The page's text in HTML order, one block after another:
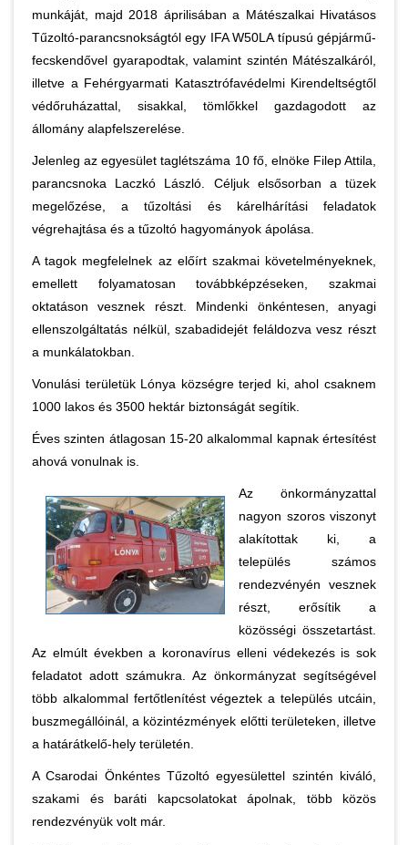
munkáját, majd 2018 áprilisában a Mátészalkai Hivatásos
Tűzoltó-parancsnokságtól egy IFA W50LA típusú gépjármű-
fecskendővel gyarapodtak, valamint szintén Mátészalkáról,
illetve a Fehérgyarmati Katasztrófavédelmi Kirendeltségtől
védőruházattal, sisakkal, tömlőkkel gazdagodott az
állomány alapfelszerelése.
Jelenleg az egyesület taglétszáma 10 fő, elnöke Filep Attila,
parancsnoka Laczkó László. Céljuk elsősorban a tüzek
megelőzése, a tűzoltási és kárelhárítási feladatok
végrehajtása és a tűzoltó hagyományok ápolása.
A tagok megfelelnek az előírt szakmai követelményeknek,
emellett folyamatosan továbbképzéseken, szakmai
oktatáson vesznek részt. Mindenki önkéntesen, anyagi
ellenszolgáltatás nélkül, szabadidejét feláldozva vesz részt
a munkálatokban.
Vonulási területük Lónya községre terjed ki, ahol csaknem
1000 lakos és 3500 hektár biztonságát segítik.
Éves szinten átlagosan 15-20 alkalommal kapnak értesítést
ahová vonulnak is.
Az önkormányzattal
nagyon szoros viszonyt
alakítottak ki, a
település számos
rendezvényén vesznek
részt, erősítik a
közösségi összetartást.
Az elmúlt években a koronavírus elleni védekezés is sok
feladatot adott számukra. Az önkormányzat segítségével
több alkalommal fertőtlenítést végeztek a település utcáin,
buszmegállóinál, a közintézmények előtti területeken, illetve
a határátkelő-hely területén.
A Csarodai Önkéntes Tűzoltó egyesülettel szintén kiváló,
szakami és baráti kapcsolatokat ápolnak, több közös
rendezvényük volt már.